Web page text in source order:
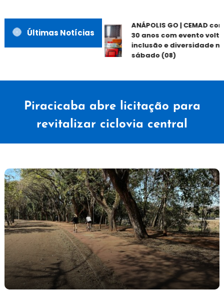
Últimas Notícias
ANÁPOLIS GO | CEMAD
30 anos com evento
inclusão e diversidade
sábado (08)
Piracicaba abre licitação para
revitalizar ciclovia central
6Redação